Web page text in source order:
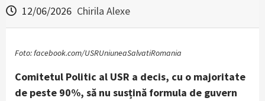
12/06/2026 Chirila Alexe
Foto: facebook.com/USRUniuneaSalvatiRomania
Comitetul Politic al USR a decis, cu o majoritate
de peste 90%, să nu susțină formula de guvern